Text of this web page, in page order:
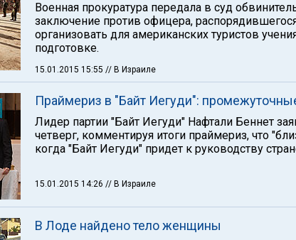
Военная прокуратура передала в суд
заключение против офицера,
организовать для американских туристов
подготовке.
15.01.2015 15:55 // В Израиле
Праймериз в "Байт Иегуди":
Лидер партии "Байт Иегуди" Нафтали Беннет
четверг, комментируя итоги праймериз, что
когда "Байт Иегуди" придет к руководству
15.01.2015 14:26 // В Израиле
В Лоде найдено тело женщины